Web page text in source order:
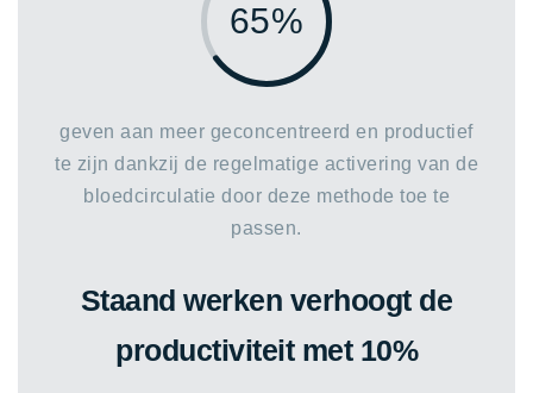
65%
geven aan meer geconcentreerd en productief
te zijn dankzij de regelmatige activering van de
bloedcirculatie door deze methode toe te
passen.
Staand werken verhoogt de
productiviteit met 10%